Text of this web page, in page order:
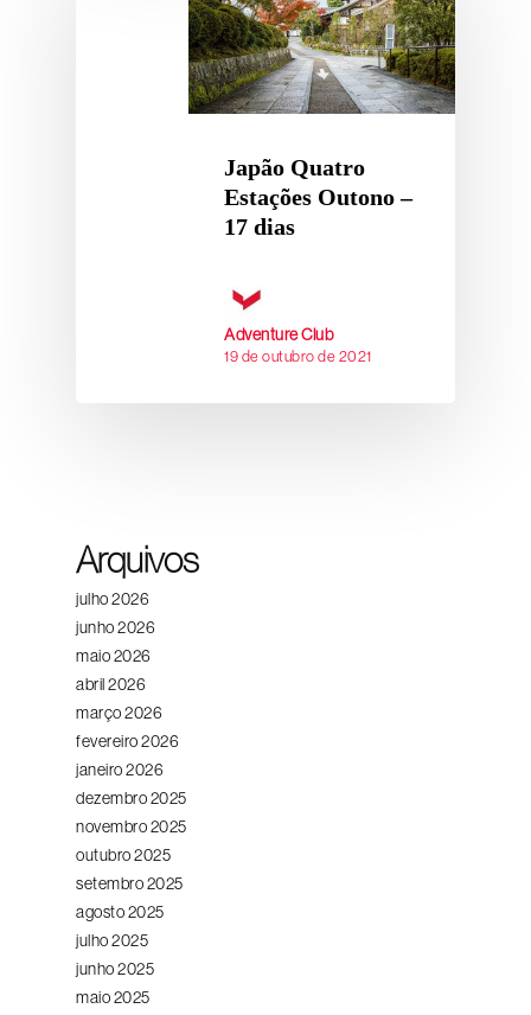
Japão Quatro
Estações Outono –
17 dias
Adventure Club
19 de outubro de 2021
Arquivos
julho 2026
junho 2026
maio 2026
abril 2026
março 2026
fevereiro 2026
janeiro 2026
dezembro 2025
novembro 2025
outubro 2025
setembro 2025
agosto 2025
julho 2025
junho 2025
maio 2025